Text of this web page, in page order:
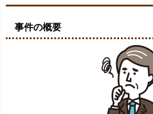
事件の概要